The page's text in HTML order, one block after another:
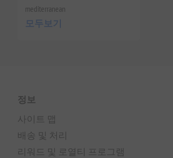
mediterranean
모두보기
정보
사이트 맵
배송 및 처리
리워드 및 로열티 프로그램